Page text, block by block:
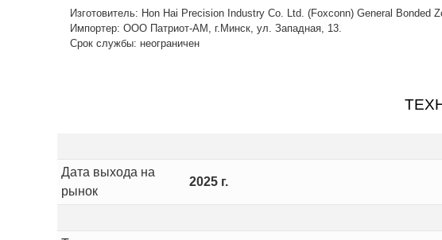
Изготовитель: Hon Hai Precision Industry Co. Ltd. (Foxconn) General Bonded
Импортер: ООО Патриот-АМ, г.Минск, ул. Западная, 13.
Срок службы: неограничен
Дата выхода на
рынок
2025 г.